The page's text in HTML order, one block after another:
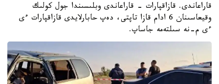
قاراعاندى. قازاقپارات - قاراعاندى وبلىسىندا جول كولىك
وقيعاسىنان 6 ادام قازا تاپتى، دەپ حابارلايدى قازاقپارات ءى
ءى م-نە سىلتەمە جاساپ.